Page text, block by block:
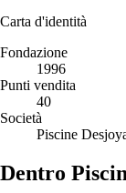
Carta d'identità
Fondazione
1996
Punti vendita
40
Società
Piscine
Dentro